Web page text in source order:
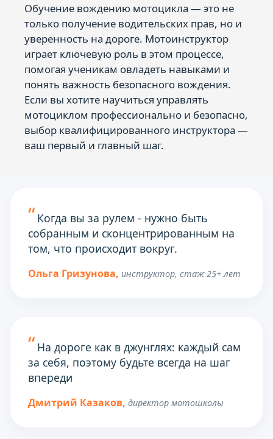
Обучение вождению мотоцикла — это не
только получение водительских прав, но и
уверенность на дороге. Мотоинструктор
играет ключевую роль в этом процессе,
помогая ученикам овладеть навыками и
понять важность безопасного вождения.
Если вы хотите научиться управлять
мотоциклом профессионально и безопасно,
выбор квалифицированного инструктора —
ваш первый и главный шаг.
Когда вы за рулем - нужно быть
собранным и сконцентрированным на
том, что происходит вокруг.
Ольга Гризунова, инструктор, стаж 25+ лет
На дороге как в джунглях: каждый сам
за себя, поэтому будьте всегда на шаг
впереди
Дмитрий Казаков, директор мотошколы